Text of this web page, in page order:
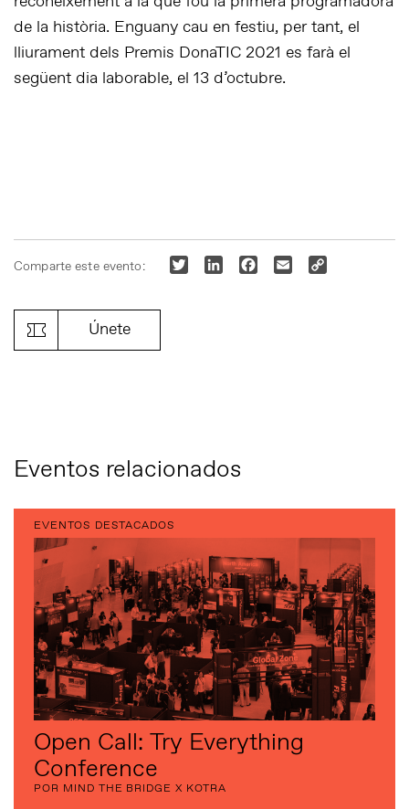
de la història. Enguany cau en festiu, per tant, el
lliurament dels Premis DonaTIC 2021 es farà el
següent dia laborable, el 13 d’octubre.
Comparte este evento: Twitter LinkedInFacebook
Email
Únete
Eventos relacionados
EVENTOS DESTACADOS
Open Call: Try Everything
Conference
POR MIND THE BRIDGE X KOTRA